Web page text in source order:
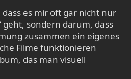
habe ich erst als Erwachsener
Version gar nicht vorkommt.
emotionale Bindung.
einen komplett andere
Moroder), habe ich noch
es mir oft gar nicht nur
geht, sondern darum, dass
zusammen ein eigenes
Filme funktionieren
das man visuell